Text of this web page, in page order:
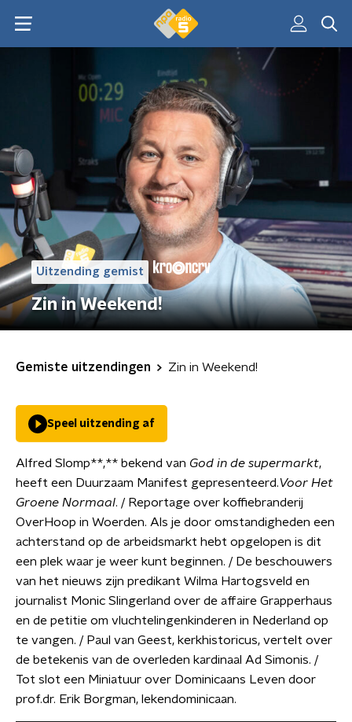
Uitzending gemist
Zin in Weekend!
Gemiste uitzendingen Zin in Weekend!
Speel uitzending af
Alfred Slomp**,** bekend van God in de supermarkt,
heeft een Duurzaam Manifest gepresenteerd.Voor Het
Groene Normaal. / Reportage over koffiebranderij
OverHoop in Woerden. Als je door omstandigheden een
achterstand op de arbeidsmarkt hebt opgelopen is dit
een plek waar je weer kunt beginnen. / De beschouwers
van het nieuws zijn predikant Wilma Hartogsveld en
journalist Monic Slingerland over de affaire Grapperhaus
en de petitie om vluchtelingenkinderen in Nederland op
te vangen. / Paul van Geest, kerkhistoricus, vertelt over
de betekenis van de overleden kardinaal Ad Simonis. /
Tot slot een Miniatuur over Dominicaans Leven door
prof.dr. Erik Borgman, lekendominicaan.